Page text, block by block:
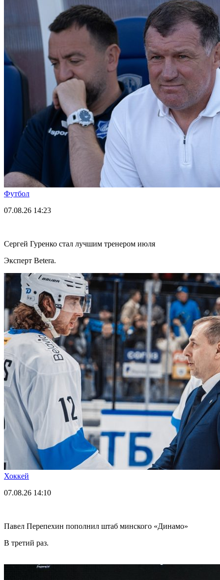
Футбол
07.08.26 14:23
Сергей Гуренко стал лучшим тренером июля
Эксперт Betera.
Хоккей
07.08.26 14:10
Павел Перепехин пополнил штаб минского «Динамо»
В третий раз.